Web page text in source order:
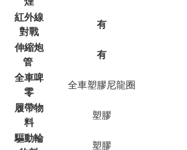
紅外線
對戰
有
伸縮炮
管
有
全車啤
零
全車塑膠尼龍圈
履帶物
料
塑膠
驅動輪
塑膠